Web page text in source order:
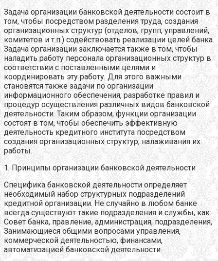
Задача организации банковской деятельности состоит в
том, чтобы посредством разделения труда, создания
организационных структур (отделов, групп, управлений,
комитетов и т.п.) содействовать реализации целей банка.
Задача организации заключается также в том, чтобы
наладить работу персонала организационных структур в
соответствии с поставленными целями и
координировать эту работу. Для этого важными
становятся также задачи по организации
информационного обеспечения, разработке правил и
процедур осуществления различных видов банковской
деятельности. Таким образом, функции организации
состоят в том, чтобы обеспечить эффективную
деятельность кредитного института посредством
создания организационных структур, налаживания их
работы.
1. Принципы организации банковской деятельности
Специфика банковской деятельности определяет
необходимый набор структурных подразделений
кредитной организации. Не случайно в любом банке
всегда существуют такие подразделения и службы, как:
Совет банка, правление, администрация, подразделения,
Занимающиеся общими вопросами управления,
коммерческой деятельностью, финансами,
автоматизацией банковской деятельности.